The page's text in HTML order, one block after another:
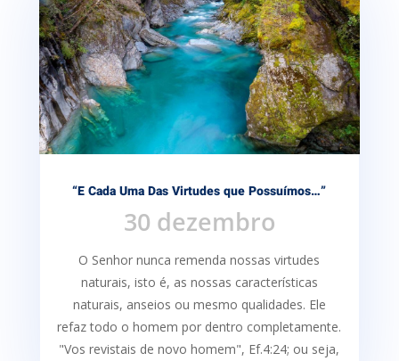
“E Cada Uma Das Virtudes que Possuímos…”
30 dezembro
O Senhor nunca remenda nossas virtudes
naturais, isto é, as nossas características
naturais, anseios ou mesmo qualidades. Ele
refaz todo o homem por dentro completamente.
"Vos revistais de novo homem", Ef.4:24; ou seja,